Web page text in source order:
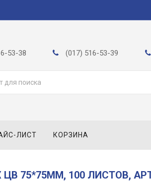
53-38 (017) 516-53-39
ЛИСТ КОРЗИНА
75*75ММ, 100 ЛИСТОВ,